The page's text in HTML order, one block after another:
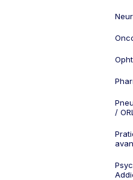
/